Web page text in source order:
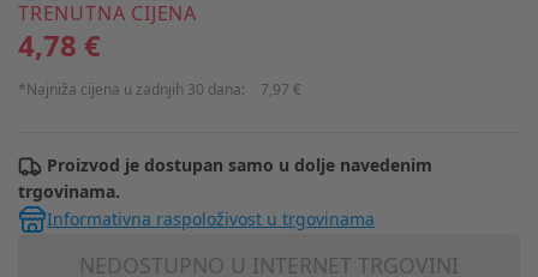
TRENUTNA CIJENA
4,78 €
*Najniža cijena u zadnjih 30 dana: 7,97 €
Proizvod je dostupan samo u dolje navedenim
trgovinama.
Informativna raspoloživost u trgovinama
NEDOSTUPNO U INTERNET TRGOVINI